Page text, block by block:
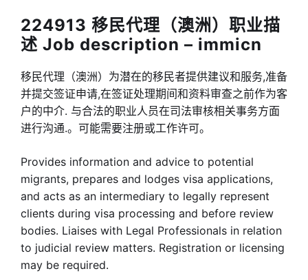
224913 移民代理（澳洲）职业描
述 Job description – immicn
移民代理（澳洲）为潜在的移民者提供建议和服务,准备
并提交签证申请,在签证处理期间和资料审查之前作为客
户的中介. 与合法的职业人员在司法审核相关事务方面
进行沟通.。可能需要注册或工作许可。
Provides information and advice to potential
migrants, prepares and lodges visa applications,
and acts as an intermediary to legally represent
clients during visa processing and before review
bodies. Liaises with Legal Professionals in relation
to judicial review matters. Registration or licensing
may be required.